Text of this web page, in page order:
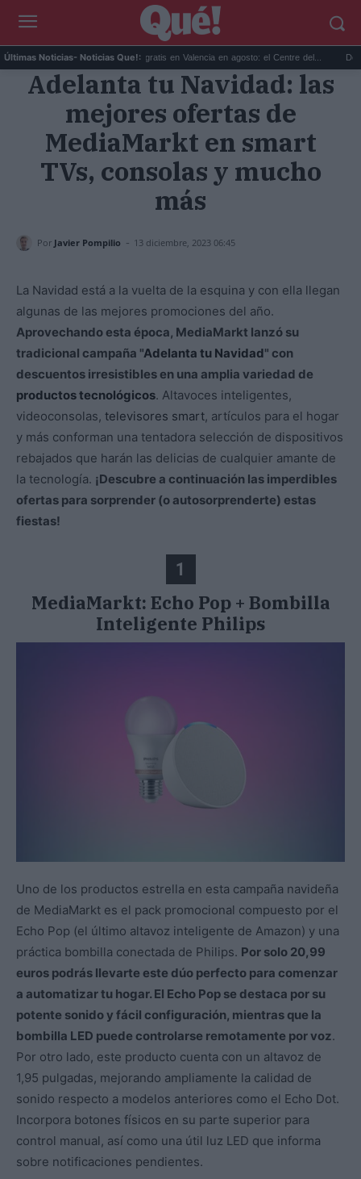
Últimas Noticias- Noticias Que!:
el silencio... Planes gratis en Valencia en agosto: el Centre del...
Adelanta tu Navidad: las
mejores ofertas de
MediaMarkt en smart
TVs, consolas y mucho
más
Por Javier Pompilio - 13 diciembre, 2023 06:45
La Navidad está a la vuelta de la esquina y con ella llegan
algunas de las mejores promociones del año.
Aprovechando esta época, MediaMarkt lanzó su
tradicional campaña "Adelanta tu Navidad" con
descuentos irresistibles en una amplia variedad de
productos tecnológicos. Altavoces inteligentes,
videoconsolas, televisores smart, artículos para el hogar
y más conforman una tentadora selección de dispositivos
rebajados que harán las delicias de cualquier amante de
la tecnología. ¡Descubre a continuación las imperdibles
ofertas para sorprender (o autosorprenderte) estas
fiestas!
1
MediaMarkt: Echo Pop + Bombilla
Inteligente Philips
Uno de los productos estrella en esta campaña navideña
de MediaMarkt es el pack promocional compuesto por el
Echo Pop (el último altavoz inteligente de Amazon) y una
práctica bombilla conectada de Philips. Por solo 20,99
euros podrás llevarte este dúo perfecto para comenzar
a automatizar tu hogar. El Echo Pop se destaca por su
potente sonido y fácil configuración, mientras que la
bombilla LED puede controlarse remotamente por voz.
Por otro lado, este producto cuenta con un altavoz de
1,95 pulgadas, mejorando ampliamente la calidad de
sonido respecto a modelos anteriores como el Echo Dot.
Incorpora botones físicos en su parte superior para
control manual, así como una útil luz LED que informa
sobre notificaciones pendientes.